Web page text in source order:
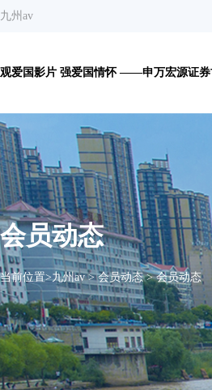
九州av
观爱国影片 强爱国情怀 ——申万宏源证券
会员动态
当前位置>九州av>会员动态>会员动态